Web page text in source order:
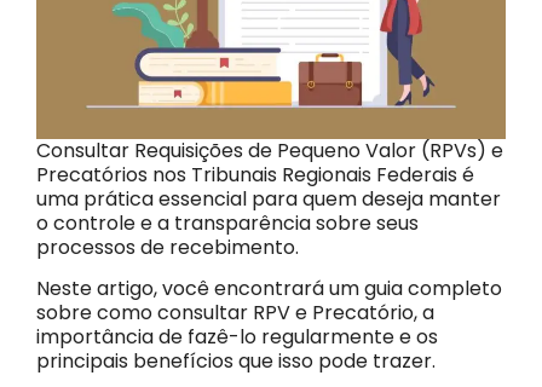
Consultar Requisições de Pequeno Valor (RPVs) e
Precatórios nos Tribunais Regionais Federais é
uma prática essencial para quem deseja manter
o controle e a transparência sobre seus
processos de recebimento.
Neste artigo, você encontrará um guia completo
sobre como consultar RPV e Precatório, a
importância de fazê-lo regularmente e os
principais benefícios que isso pode trazer.